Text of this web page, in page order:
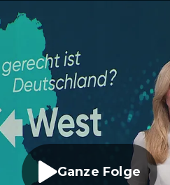
Ganze Folge